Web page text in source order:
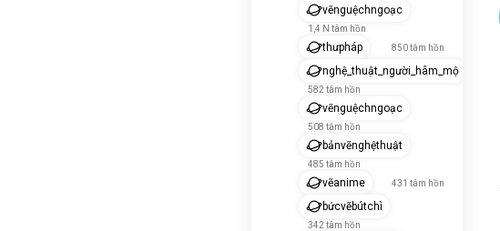
vẽnguệchngoạc
1,4 N tâm hồn
thưpháp 850 tâm hồn
nghệ_thuật_người_hâm_mộ
582 tâm hồn
vẽnguệchngoạc
508 tâm hồn
bảnvẽnghệthuật
485 tâm hồn
vẽanime 431 tâm hồn
bứcvẽbútchì
342 tâm hồn